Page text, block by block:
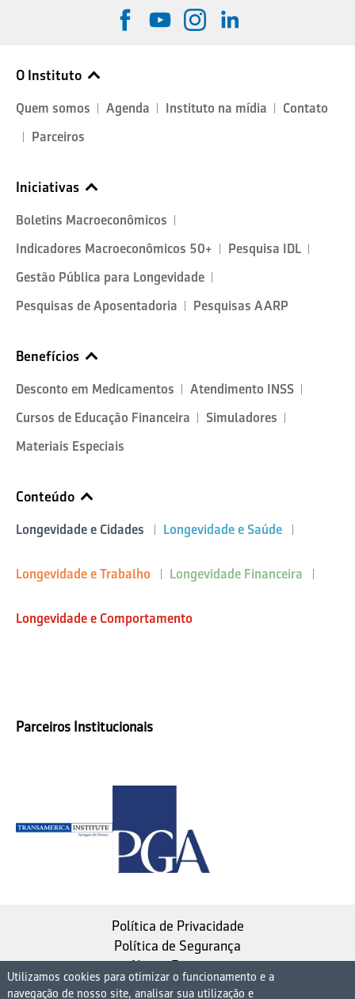
O Instituto
Quem somos Agenda Instituto na mídia
Contato
Parceiros
Iniciativas
Boletins Macroeconômicos
Indicadores Macroeconômicos 50+
Pesquisa IDL
Gestão Pública para Longevidade
Pesquisas de Aposentadoria
Pesquisas AARP
Benefícios
Desconto em Medicamentos
Atendimento INSS
Cursos de Educação Financeira
Simuladores
Materiais Especiais
Conteúdo
Longevidade e Cidades Longevidade e Saúde
Longevidade e Trabalho Longevidade Financeira
Longevidade e Comportamento
Parceiros Institucionais
Política de Privacidade
Política de Segurança
Nosso Estatuto
Utilizamos cookies para otimizar o funcionamento e a
navegação de nosso site, analisar sua utilização e